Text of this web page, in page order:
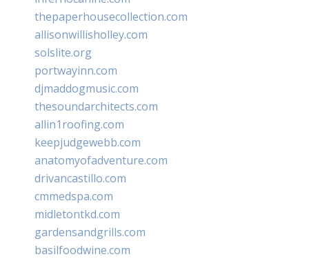
thepaperhousecollection.com
allisonwillisholley.com
solslite.org
portwayinn.com
djmaddogmusic.com
thesoundarchitects.com
allin1roofing.com
keepjudgewebb.com
anatomyofadventure.com
drivancastillo.com
cmmedspa.com
midletontkd.com
gardensandgrills.com
basilfoodwine.com